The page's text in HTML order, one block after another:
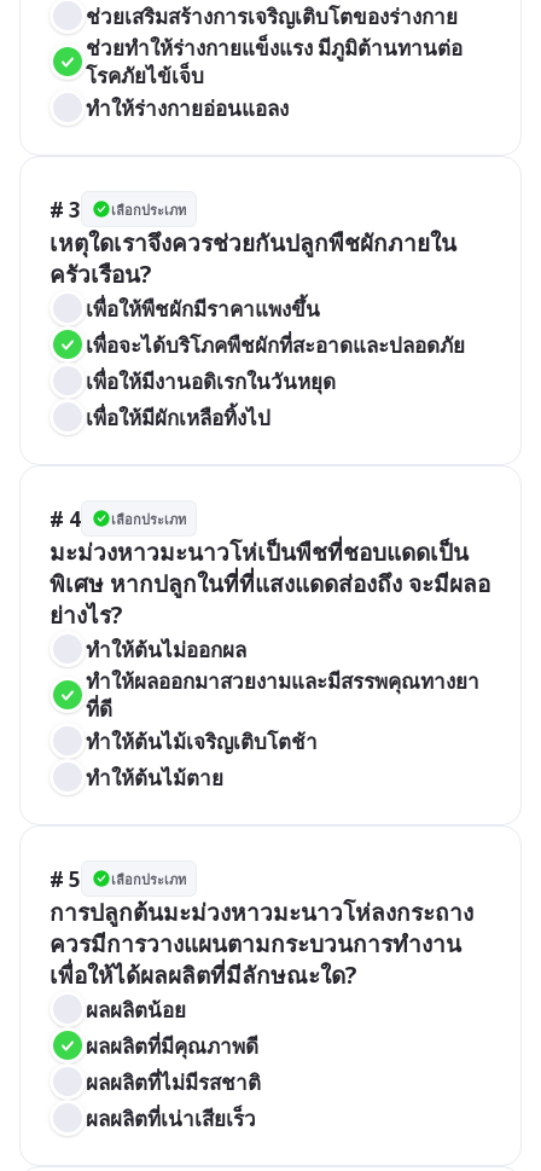
ช่วยเสริมสร้างการเจริญเติบโตของร่างกาย
ช่วยทำให้ร่างกายแข็งแรง มีภูมิต้านทานต่อ
โรคภัยไข้เจ็บ
ทำให้ร่างกายอ่อนแอลง
# 3 เลือกประเภท
เหตุใดเราจึงควรช่วยกันปลูกพืชผักภายใน
ครัวเรือน?
เพื่อให้พืชผักมีราคาแพงขึ้น
เพื่อจะได้บริโภคพืชผักที่สะอาดและปลอดภัย
เพื่อให้มีงานอดิเรกในวันหยุด
เพื่อให้มีผักเหลือทิ้งไป
# 4 เลือกประเภท
มะม่วงหาวมะนาวโห่เป็นพืชที่ชอบแดดเป็น
พิเศษ หากปลูกในที่ที่แสงแดดส่องถึง จะมีผลอ
ย่างไร?
ทำให้ต้นไม่ออกผล
ทำให้ผลออกมาสวยงามและมีสรรพคุณทางยา
ที่ดี
ทำให้ต้นไม้เจริญเติบโตช้า
ทำให้ต้นไม้ตาย
# 5 เลือกประเภท
การปลูกต้นมะม่วงหาวมะนาวโห่ลงกระถาง
ควรมีการวางแผนตามกระบวนการทำงาน
เพื่อให้ได้ผลผลิตที่มีลักษณะใด?
ผลผลิตน้อย
ผลผลิตที่มีคุณภาพดี
ผลผลิตที่ไม่มีรสชาติ
ผลผลิตที่เน่าเสียเร็ว